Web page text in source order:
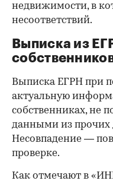
недвижимости, в
несоответствий.
Выписка из
Выписка ЕГРН при
актуальную
собственниках, не
данными из прочих
Несовпадение —
проверке.
Как отмечают в